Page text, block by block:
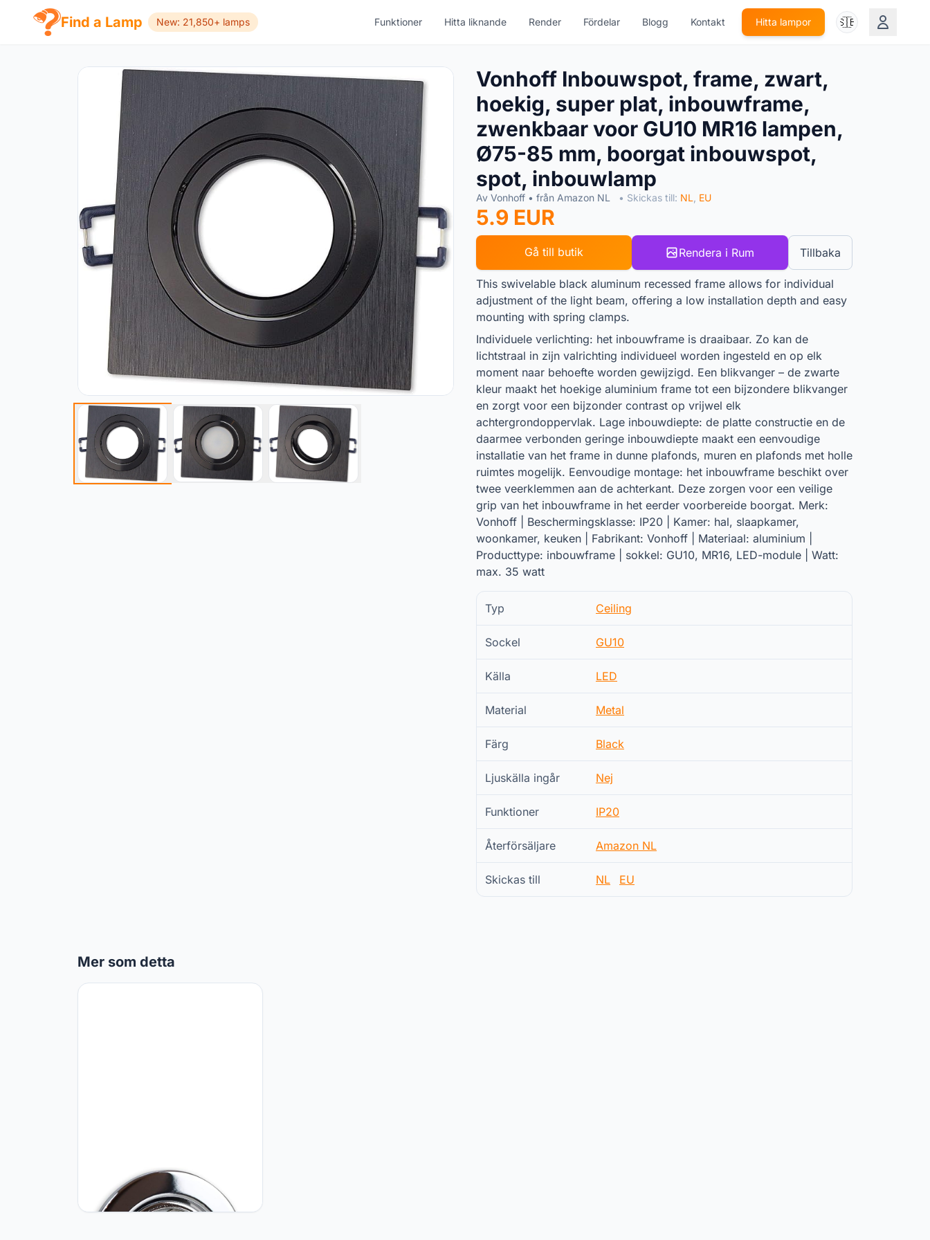
Find a Lamp New: 21,850+ lamps Funktioner Hitta liknande Render Fördelar Blogg Kontakt Hitta lampor 🇸🇪
Vonhoff Inbouwspot, frame, zwart,
hoekig, super plat, inbouwframe,
zwenkbaar voor GU10 MR16 lampen,
Ø75-85 mm, boorgat inbouwspot,
spot, inbouwlamp
Av Vonhoff • från Amazon NL • Skickas till: NL EU
5.9 EUR
Gå till butik Rendera i Rum Tillbaka
This swivelable black aluminum recessed frame allows for individual
adjustment of the light beam, offering a low installation depth and easy
mounting with spring clamps.
Individuele verlichting: het inbouwframe is draaibaar. Zo kan de
lichtstraal in zijn valrichting individueel worden ingesteld en op elk
moment naar behoefte worden gewijzigd. Een blikvanger – de zwarte
kleur maakt het hoekige aluminium frame tot een bijzondere blikvanger
en zorgt voor een bijzonder contrast op vrijwel elk
achtergrondoppervlak. Lage inbouwdiepte: de platte constructie en de
daarmee verbonden geringe inbouwdiepte maakt een eenvoudige
installatie van het frame in dunne plafonds, muren en plafonds met holle
ruimtes mogelijk. Eenvoudige montage: het inbouwframe beschikt over
twee veerklemmen aan de achterkant. Deze zorgen voor een veilige
grip van het inbouwframe in het eerder voorbereide boorgat. Merk:
Vonhoff | Beschermingsklasse: IP20 | Kamer: hal, slaapkamer,
woonkamer, keuken | Fabrikant: Vonhoff | Materiaal: aluminium |
Producttype: inbouwframe | sokkel: GU10, MR16, LED-module | Watt:
max. 35 watt
Typ Ceiling
Sockel GU10
Källa LED
Material Metal
Färg Black
Ljuskälla ingår Nej
Funktioner IP20
Återförsäljare Amazon NL
Skickas till NL EU
Mer som detta
Vonhoff Inbouwspot frame chroom
rond zwenkbaar - inbouwframe voor
GU10 MR16 lampen - Ø70mm